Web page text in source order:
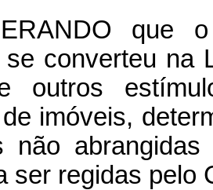
que
se converteu na
outros
imóveis,
não
ser regidas pelo